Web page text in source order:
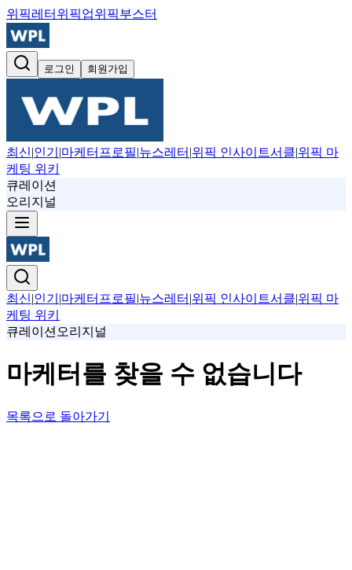
위픽레터 위픽업위픽부스터
로그인 회원가입
최신|인기 |마케터프로필|뉴스레터 |위픽 인사이트서클|위픽 마
케팅 위키
큐레이션
오리지널
최신|인기 |마케터프로필|뉴스레터 |위픽 인사이트서클|위픽 마
케팅 위키
큐레이션 오리지널
마케터를 찾을 수 없습니다
목록으로 돌아가기